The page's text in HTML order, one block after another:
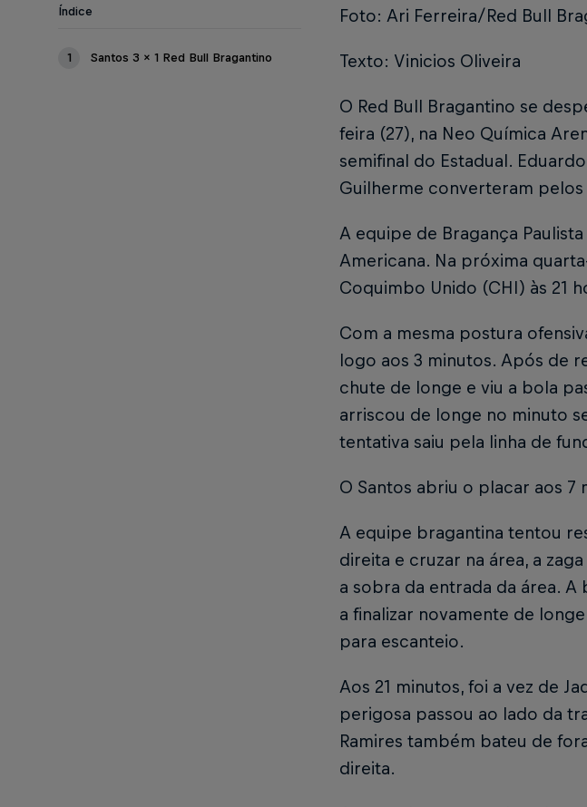
Índice
1 Santos 3 x 1 Red Bull Bragantino
Foto: Ari Ferreira/Red Bull
Texto: Vinicios Oliveira
O Red Bull Bragantino se
feira (27), na Neo Química
semifinal do Estadual.
Guilherme converteram pelos
A equipe de Bragança
Americana. Na próxima
Coquimbo Unido (CHI) às 21
Com a mesma postura
logo aos 3 minutos. Após de
chute de longe e viu a bola
arriscou de longe no minuto
tentativa saiu pela linha de
O Santos abriu o placar aos
A equipe bragantina tentou
direita e cruzar na área, a
a sobra da entrada da área.
a finalizar novamente de
para escanteio.
Aos 21 minutos, foi a vez de
perigosa passou ao lado da
Ramires também bateu de
direita.